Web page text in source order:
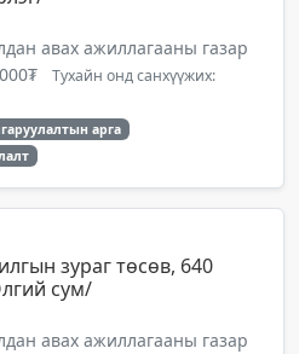
авах ажиллагааны газар
Тухайн онд санхүүжих:
арга
зураг төсөв, 640
сум/
авах ажиллагааны газар